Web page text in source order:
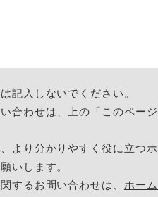
記入しないでください。
合わせは、上の「このペー
より分かりやすく役に立つ
いします。
するお問い合わせは、 ホー